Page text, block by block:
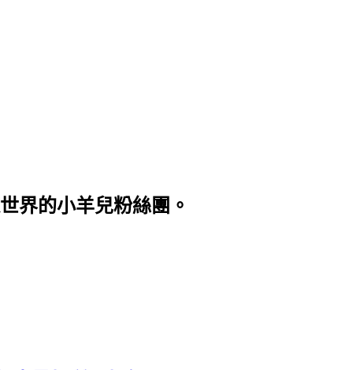
界的小羊兒粉絲團。